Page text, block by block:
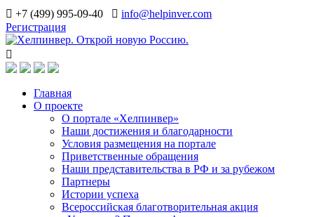
+7 (499) 995-09-40
info@helpinver.com
Регистрация
Главная
О проекте
О портале «Хелпинвер»
Наши достижения и благодарности
Условия размещения на портале
Приветственные обращения
Наши представительства в РФ и за рубежом
Партнеры
Истории успеха
Всероссийская благотворительная акция